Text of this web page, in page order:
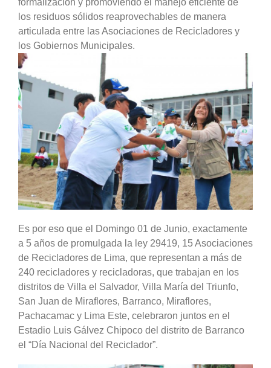
formalización y promoviendo el manejo eficiente de
los residuos sólidos reaprovechables de manera
articulada entre las Asociaciones de Recicladores y
los Gobiernos Municipales.
Es por eso que el Domingo 01 de Junio, exactamente
a 5 años de promulgada la ley 29419, 15 Asociaciones
de Recicladores de Lima, que representan a más de
240 recicladores y recicladoras, que trabajan en los
distritos de Villa el Salvador, Villa María del Triunfo,
San Juan de Miraflores, Barranco, Miraflores,
Pachacamac y Lima Este, celebraron juntos en el
Estadio Luis Gálvez Chipoco del distrito de Barranco
el “Día Nacional del Reciclador”.